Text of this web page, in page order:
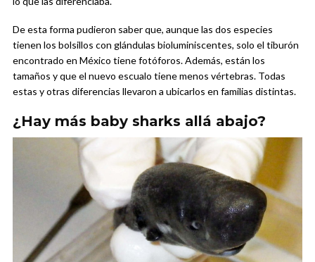
De esta forma pudieron saber que, aunque las dos especies
tienen los bolsillos con glándulas bioluminiscentes, solo el tiburón
encontrado en México tiene fotóforos. Además, están los
tamaños y que el nuevo escualo tiene menos vértebras. Todas
estas y otras diferencias llevaron a ubicarlos en familias distintas.
¿Hay más baby sharks allá abajo?